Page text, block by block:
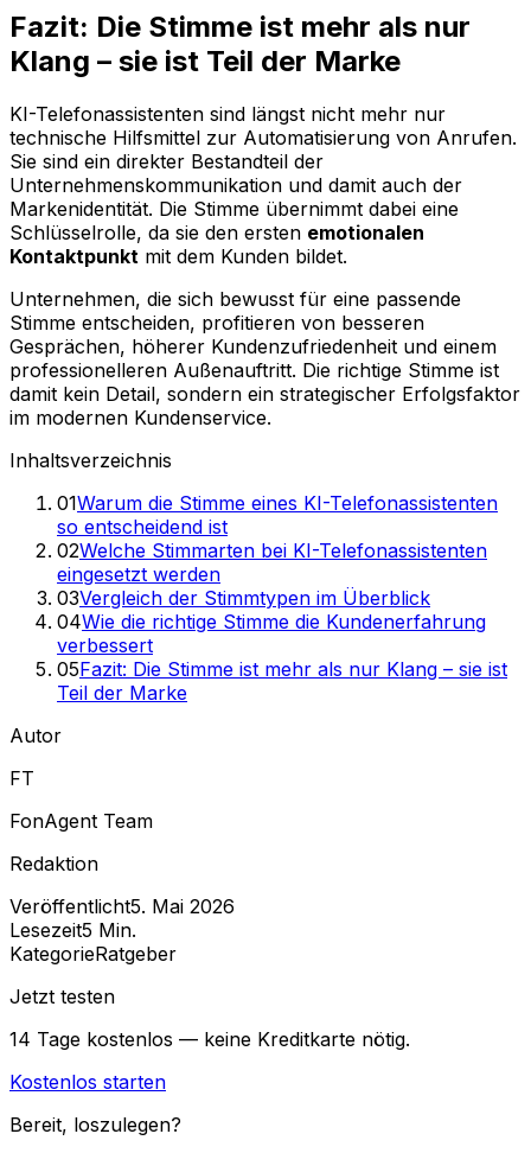
Fazit: Die Stimme ist mehr als nur
Klang – sie ist Teil der Marke
KI-Telefonassistenten sind längst nicht mehr nur
technische Hilfsmittel zur Automatisierung von Anrufen.
Sie sind ein direkter Bestandteil der
Unternehmenskommunikation und damit auch der
Markenidentität. Die Stimme übernimmt dabei eine
Schlüsselrolle, da sie den ersten emotionalen
Kontaktpunkt mit dem Kunden bildet.
Unternehmen, die sich bewusst für eine passende
Stimme entscheiden, profitieren von besseren
Gesprächen, höherer Kundenzufriedenheit und einem
professionelleren Außenauftritt. Die richtige Stimme ist
damit kein Detail, sondern ein strategischer Erfolgsfaktor
im modernen Kundenservice.
Inhaltsverzeichnis
01Warum die Stimme eines KI-Telefonassistenten
so entscheidend ist
02Welche Stimmarten bei KI-Telefonassistenten
eingesetzt werden
03Vergleich der Stimmtypen im Überblick
04Wie die richtige Stimme die Kundenerfahrung
verbessert
05Fazit: Die Stimme ist mehr als nur Klang – sie ist
Teil der Marke
Autor
FT
FonAgent Team
Redaktion
Veröffentlicht5. Mai 2026
Lesezeit5 Min.
KategorieRatgeber
Jetzt testen
14 Tage kostenlos — keine Kreditkarte nötig.
Kostenlos starten
Bereit, loszulegen?